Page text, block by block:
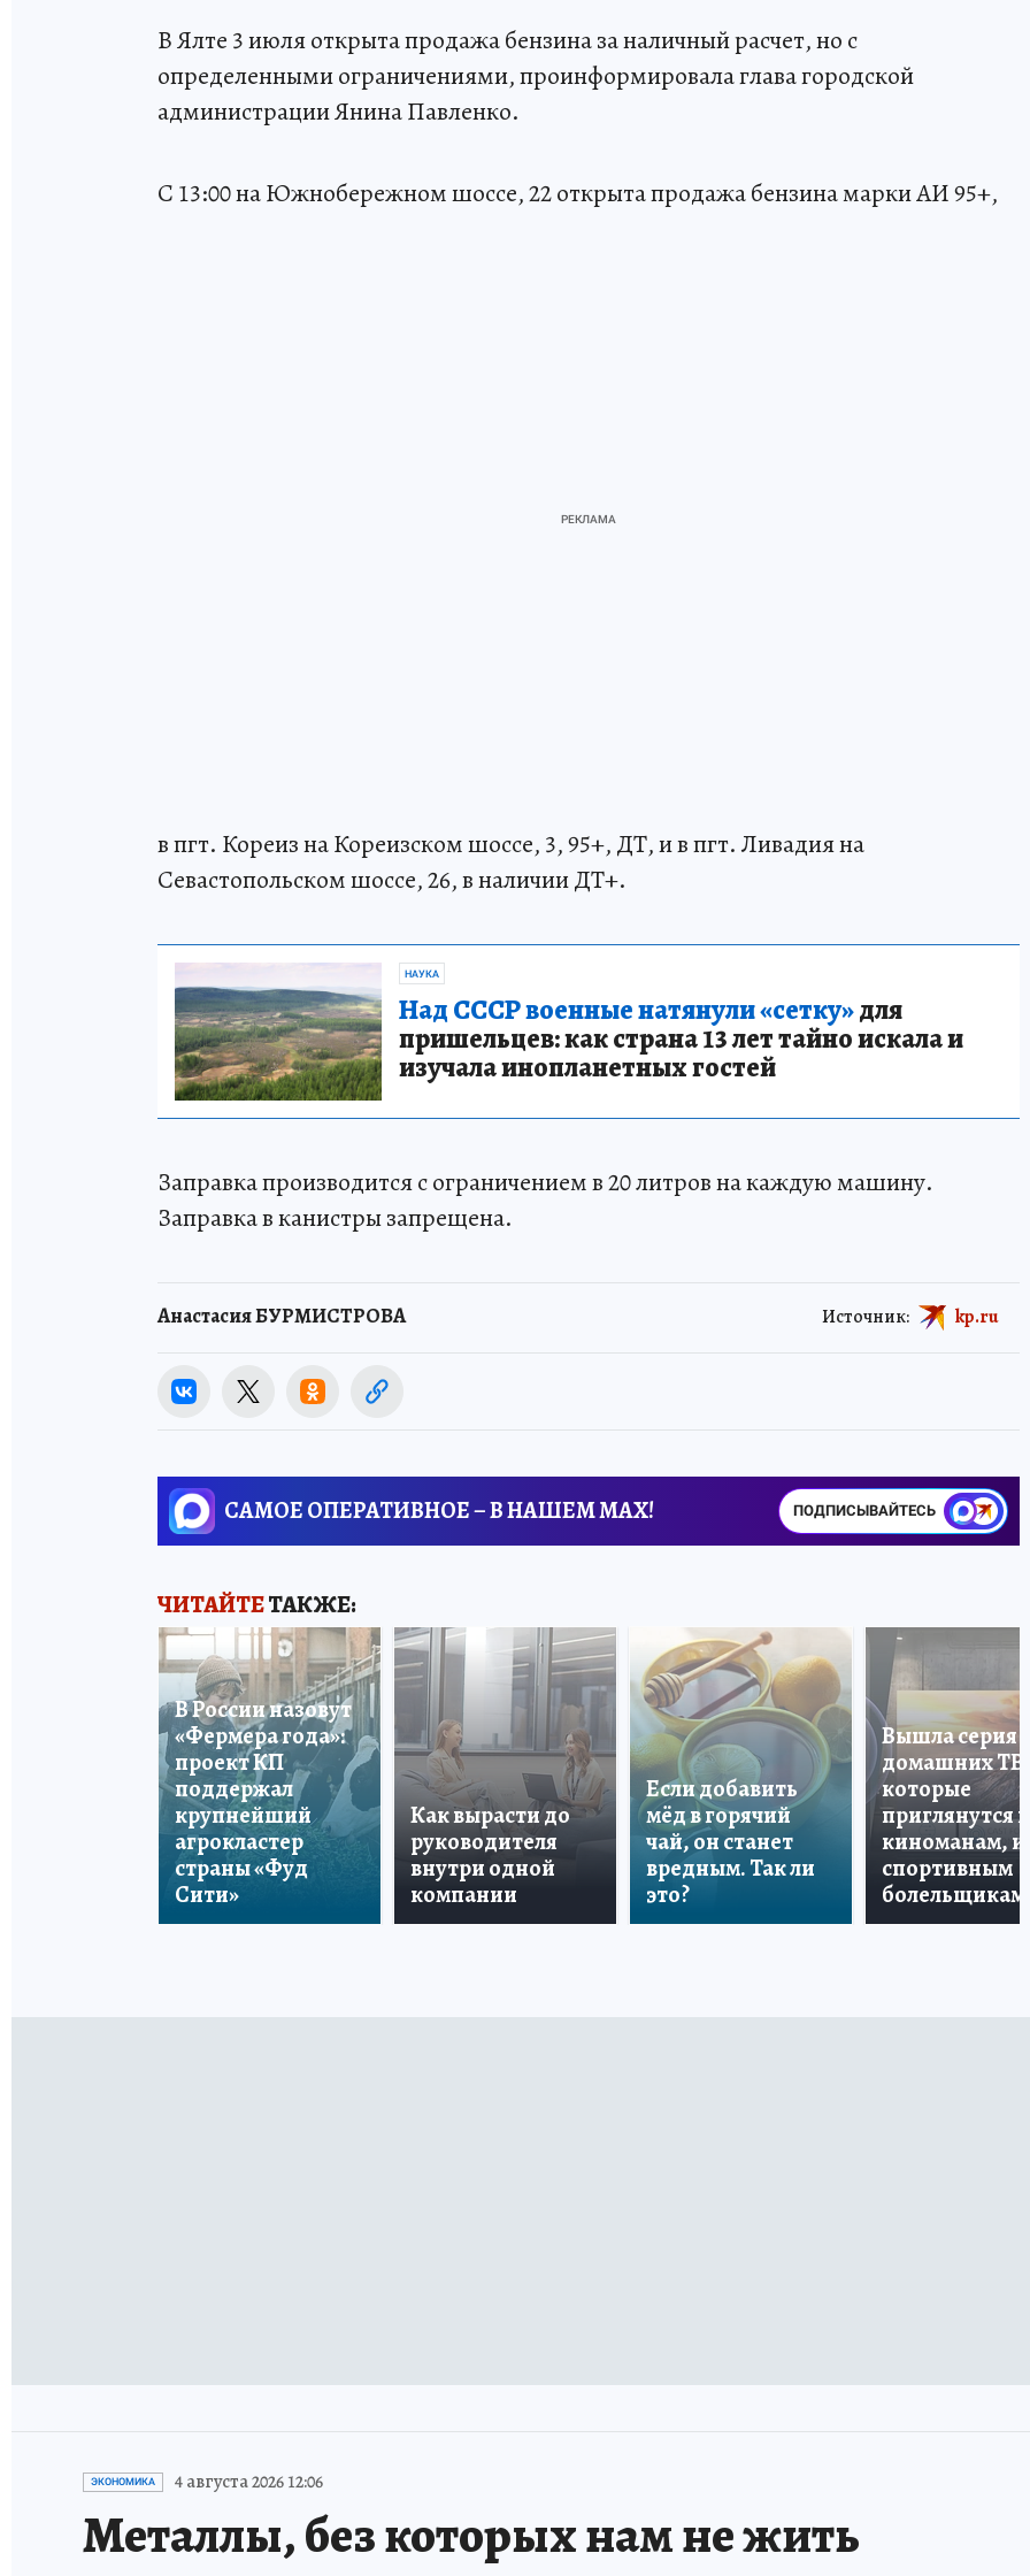
В Ялте 3 июля открыта продажа бензина за наличный расчет, но с
определенными ограничениями, проинформировала глава городской
администрации Янина Павленко.
С 13:00 на Южнобережном шоссе, 22 открыта продажа бензина марки АИ 95+,
в пгт. Кореиз на Кореизском шоссе, 3, 95+, ДТ, и в пгт. Ливадия на
Севастопольском шоссе, 26, в наличии ДТ+.
НАУКА
Над СССР военные натянули «сетку»для
пришельцев: как страна 13 лет тайно искала и
изучала инопланетных гостей
Заправка производится с ограничением в 20 литров на каждую машину.
Заправка в канистры запрещена.
Анастасия БУРМИСТРОВА Источник: kp.ru
САМОЕ ОПЕРАТИВНОЕ – В НАШЕМ MAX! ПОДПИСЫВАЙТЕСЬ
ЧИТАЙТЕТАКЖЕ:
В России назовут
«Фермера года»:
проект КП
поддержал
крупнейший
агрокластер
страны «Фуд
Сити»
Как вырасти до
руководителя
внутри одной
компании
Если добавить
мёд в горячий
чай, он станет
вредным. Так ли
это?
Вышла серия
домашних ТВ,
которые
приглянутся и
киноманам, и
спортивным
болельщикам
ЭКОНОМИКА 4 августа 2026 12:06
Металлы, без которых нам не жить